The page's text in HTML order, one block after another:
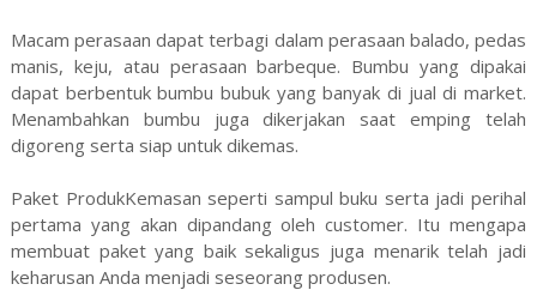
Macam perasaan dapat terbagi dalam perasaan balado, pedas
manis, keju, atau perasaan barbeque. Bumbu yang dipakai
dapat berbentuk bumbu bubuk yang banyak di jual di market.
Menambahkan bumbu juga dikerjakan saat emping telah
digoreng serta siap untuk dikemas.
Paket ProdukKemasan seperti sampul buku serta jadi perihal
pertama yang akan dipandang oleh customer. Itu mengapa
membuat paket yang baik sekaligus juga menarik telah jadi
keharusan Anda menjadi seseorang produsen.